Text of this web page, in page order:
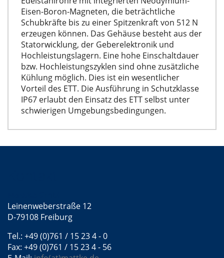
Eisen-Boron-Magneten, die beträchtliche
Schubkräfte bis zu einer Spitzenkraft von 512 N
erzeugen können. Das Gehäuse besteht aus der
Statorwicklung, der Geberelektronik und
Hochleistungslagern. Eine hohe Einschaltdauer
bzw. Hochleistungszyklen sind ohne zusätzliche
Kühlung möglich. Dies ist ein wesentlicher
Vorteil des ETT. Die Ausführung in Schutzklasse
IP67 erlaubt den Einsatz des ETT selbst unter
schwierigen Umgebungsbedingungen.
Leinenweberstraße 12
D-79108 Freiburg
Tel.: +49 (0)761 / 15 23 4 - 0
Fax: +49 (0)761 / 15 23 4 - 56